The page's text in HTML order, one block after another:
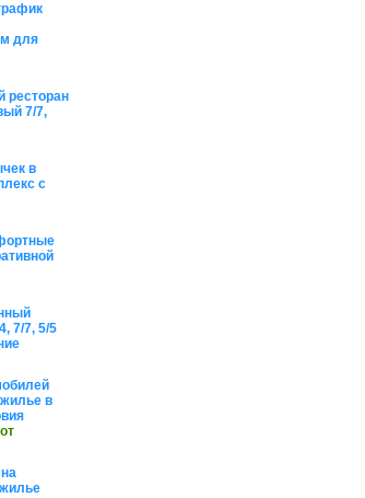
для
ресторан
7/7,
в
с
7/7, 5/5
в